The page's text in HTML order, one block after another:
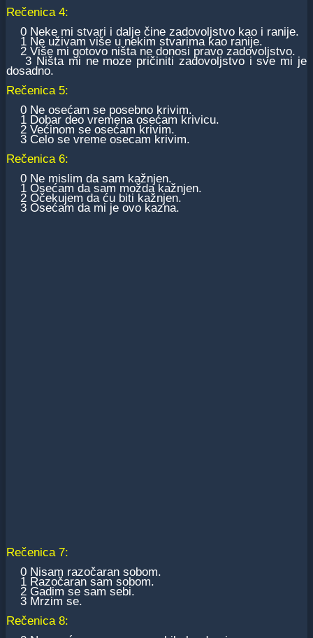
Rečenica 4:
0 Neke mi stvari i dalje čine zadovoljstvo kao i ranije.
1 Ne uživam više u nekim stvarima kao ranije.
2 Više mi gotovo ništa ne donosi pravo zadovoljstvo.
3 Ništa mi ne moze pričiniti zadovoljstvo i sve mi je
dosadno.
Rečenica 5:
0 Ne osećam se posebno krivim.
1 Dobar deo vremena osećam krivicu.
2 Većinom se osećam krivim.
3 Celo se vreme osecam krivim.
Rečenica 6:
0 Ne mislim da sam kažnjen.
1 Osećam da sam možda kažnjen.
2 Očekujem da ću biti kažnjen.
3 Osećam da mi je ovo kazna.
Rečenica 7:
0 Nisam razočaran sobom.
1 Razočaran sam sobom.
2 Gadim se sam sebi.
3 Mrzim se.
Rečenica 8: